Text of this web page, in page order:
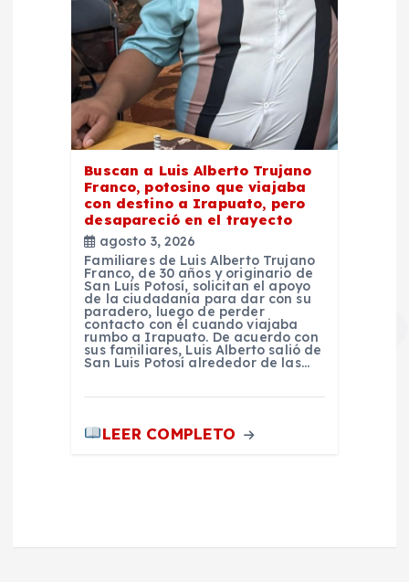
Buscan a Luis Alberto Trujano
Franco, potosino que viajaba
con destino a Irapuato, pero
desapareció en el trayecto
agosto 3, 2026
Familiares de Luis Alberto Trujano
Franco, de 30 años y originario de
San Luis Potosí, solicitan el apoyo
de la ciudadanía para dar con su
paradero, luego de perder
contacto con él cuando viajaba
rumbo a Irapuato. De acuerdo con
sus familiares, Luis Alberto salió de
San Luis Potosí alrededor de las…
LEER COMPLETO